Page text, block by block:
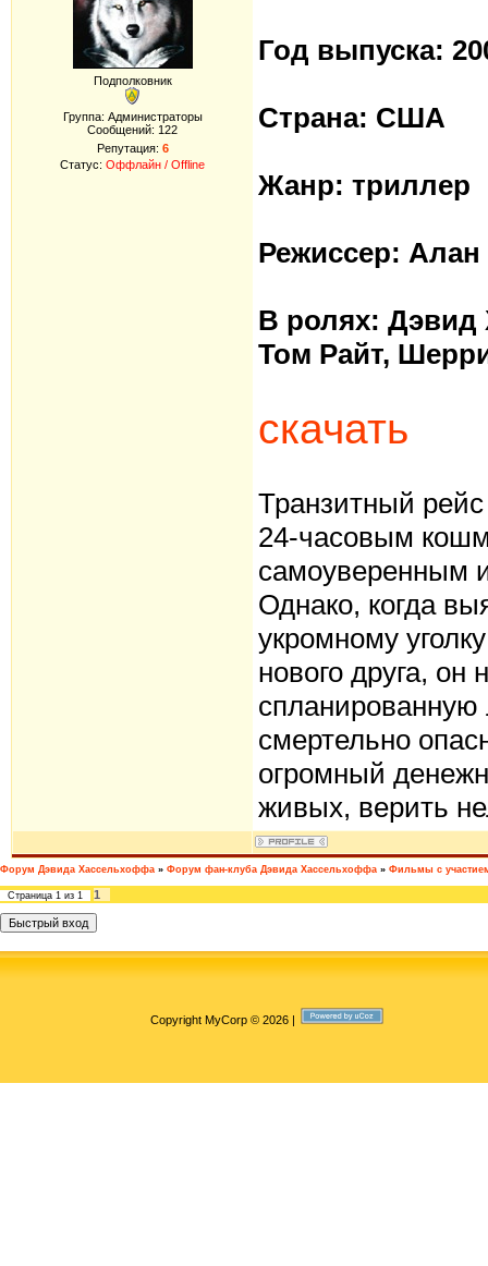
Подполковник
Группа: Администраторы
Сообщений: 122
Репутация: 6
Статус: Оффлайн / Offline
Год выпуска:
Страна: США
Жанр: триллер
Режиссер:
В ролях: Дэвид
Том Райт,
скачать
Транзитный
24-часовым
самоуверенным
Однако, когда
укромному
нового друга, он
спланированную
смертельно
огромный
живых, верить
Форум Дэвида Хассельхоффа » Форум фан-клуба Дэвида Хассельхоффа » Фильмы с
Страница 1 из 1 1
Copyright MyCorp © 2026|